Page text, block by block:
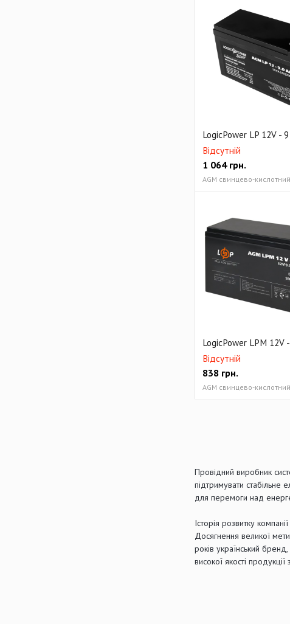
LogicPower LP 12V -
Відсутній
1 064грн.
AGM свинцево-
LogicPower LPM 12V
Відсутній
838 грн.
AGM свинцево-
Провідний виробник
підтримувати стабільне
для перемоги над
Історія розвитку
Досягнення великої
років український
високої якості